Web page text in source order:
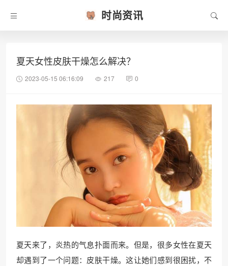
时尚资讯
夏天女性皮肤干燥怎么解决？
2023-05-15 06:16:09 217 0
夏天来了，炎热的气息扑面而来。但是，很多女性在夏天
却遇到了一个问题：皮肤干燥。这让她们感到很困扰，不